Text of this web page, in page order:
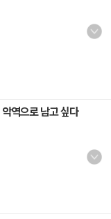
역으로 남고 싶다